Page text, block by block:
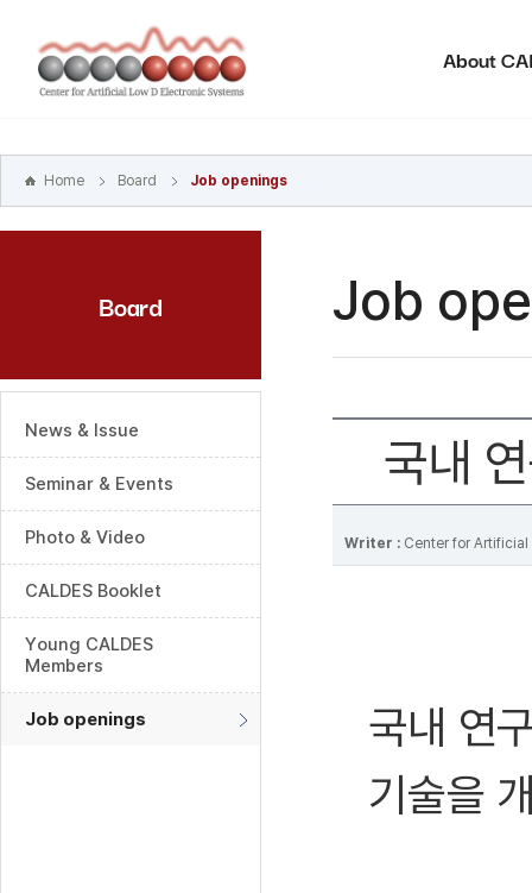
바로가기
주메뉴
바로가기
About
Home Board Job openings
Board
News & Issue
Seminar & Events
Photo & Video
CALDES Booklet
Young CALDES
Members
Job openings
Job
국내
Writer : Center for
국내 연
기술을